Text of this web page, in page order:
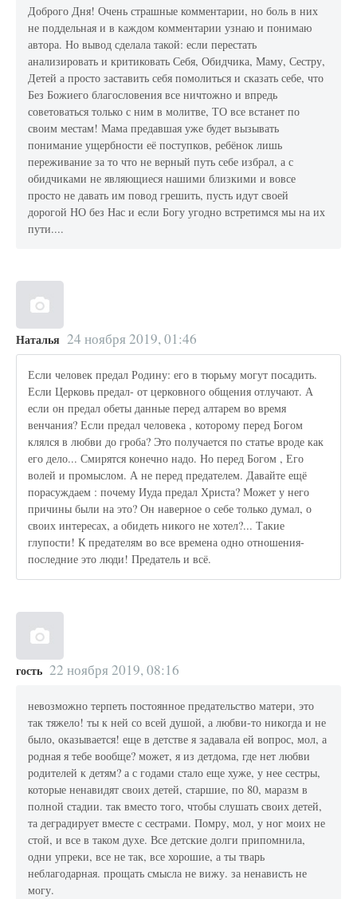
Доброго Дня! Очень страшные комментарии, но боль в них
не поддельная и в каждом комментарии узнаю и понимаю
автора. Но вывод сделала такой: если перестать
анализировать и критиковать Себя, Обидчика, Маму, Сестру,
Детей а просто заставить себя помолиться и сказать себе, что
Без Божиего благословения все ничтожно и впредь
советоваться только с ним в молитве, ТО все встанет по
своим местам! Мама предавшая уже будет вызывать
понимание ущербности её поступков, ребёнок лишь
переживание за то что не верный путь себе избрал, а с
обидчиками не являющиеся нашими близкими и вовсе
просто не давать им повод грешить, пусть идут своей
дорогой НО без Нас и если Богу угодно встретимся мы на их
пути....
Наталья 24 ноября 2019, 01:46
Если человек предал Родину: его в тюрьму могут посадить.
Если Церковь предал- от церковного общения отлучают. А
если он предал обеты данные перед алтарем во время
венчания? Если предал человека , которому перед Богом
клялся в любви до гроба? Это получается по статье вроде как
его дело... Смирятся конечно надо. Но перед Богом , Его
волей и промыслом. А не перед предателем. Давайте ещё
порасуждаем : почему Иуда предал Христа? Может у него
причины были на это? Он наверное о себе только думал, о
своих интересах, а обидеть никого не хотел?... Такие
глупости! К предателям во все времена одно отношения-
последние это люди! Предатель и всё.
гость 22 ноября 2019, 08:16
невозможно терпеть постоянное предательство матери, это
так тяжело! ты к ней со всей душой, а любви-то никогда и не
было, оказывается! еще в детстве я задавала ей вопрос, мол, а
родная я тебе вообще? может, я из детдома, где нет любви
родителей к детям? а с годами стало еще хуже, у нее сестры,
которые ненавидят своих детей, старшие, по 80, маразм в
полной стадии. так вместо того, чтобы слушать своих детей,
та деградирует вместе с сестрами. Помру, мол, у ног моих не
стой, и все в таком духе. Все детские долги припомнила,
одни упреки, все не так, все хорошие, а ты тварь
неблагодарная. прощать смысла не вижу. за ненависть не
могу.